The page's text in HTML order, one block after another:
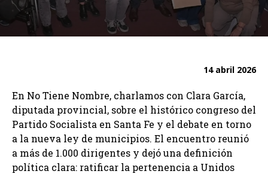
14 abril 2026
En No Tiene Nombre, charlamos con Clara García,
diputada provincial, sobre el histórico congreso del
Partido Socialista en Santa Fe y el debate en torno
a la nueva ley de municipios. El encuentro reunió
a más de 1.000 dirigentes y dejó una definición
política clara: ratificar la pertenencia a Unidos